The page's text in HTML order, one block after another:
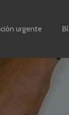
urgente